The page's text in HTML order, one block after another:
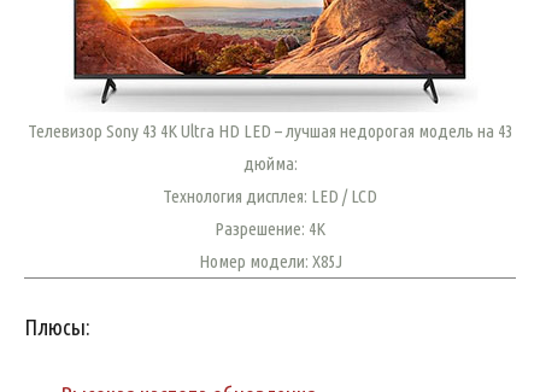
Телевизор Sony 43 4K Ultra HD LED – лучшая недорогая модель на 43
дюйма:
Технология дисплея: LED / LCD
Разрешение: 4K
Номер модели: X85J
Плюсы: